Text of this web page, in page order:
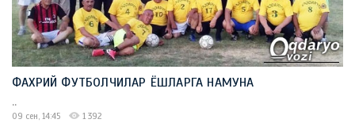
ФАХРИЙ ФУТБОЛЧИЛАР ЁШЛАРГА НАМУНА
..
09 сен, 14:45 1 392